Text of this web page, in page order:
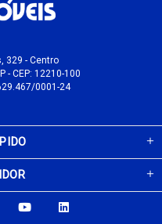
329 - Centro
- CEP: 12210-100
0001-24